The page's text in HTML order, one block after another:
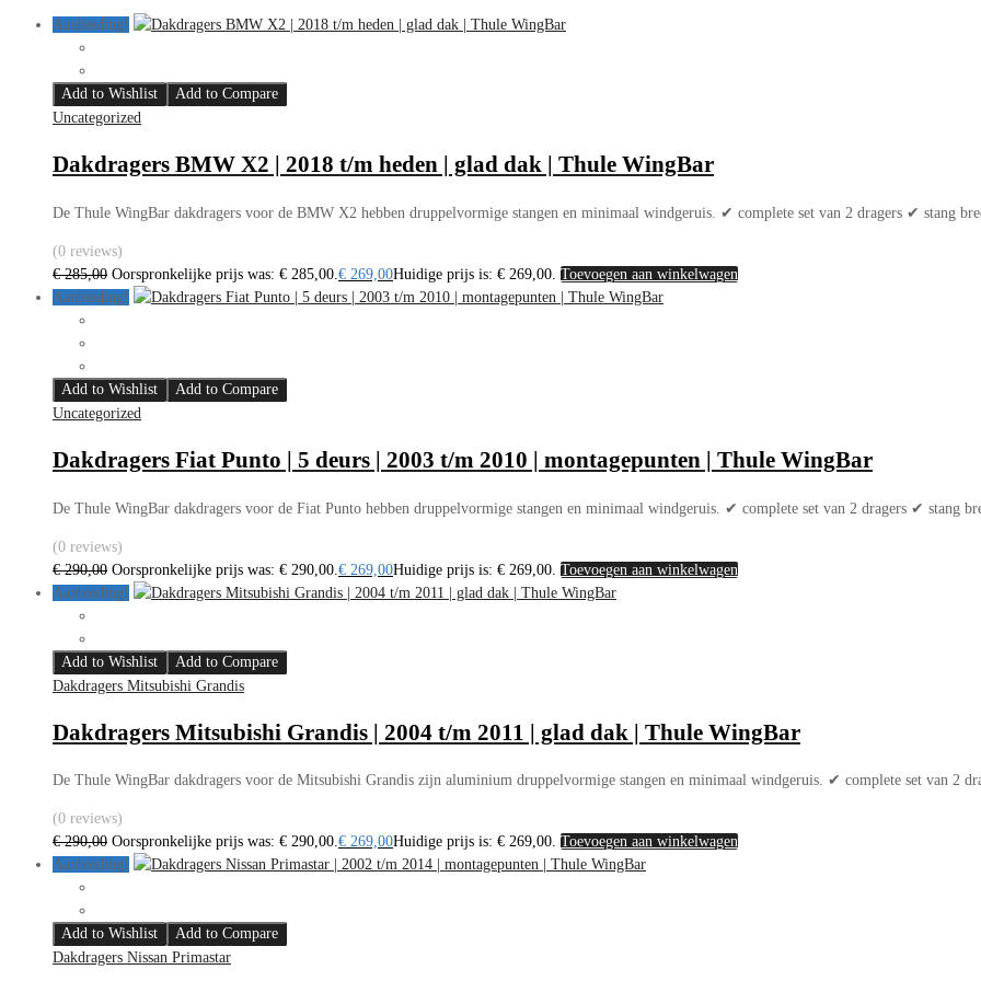
Aanbieding!
Add to Wishlist
Add to Compare
Uncategorized
Dakdragers BMW X2 | 2018 t/m heden | glad dak | Thule WingBar
De Thule WingBar dakdragers voor de BMW X2 hebben druppelvormige stangen en minimaal windgeruis. ✔ complete set van 2 dragers ✔ stang
(0 reviews)
€285,00 Oorspronkelijke prijs was: € 285,00. € 269,00Huidige prijs is: € 269,00. Toevoegen aan winkelwagen
Aanbieding!
Add to Wishlist
Add to Compare
Uncategorized
Dakdragers Fiat Punto | 5 deurs | 2003 t/m 2010 | montagepunten | Thule WingBar
De Thule WingBar dakdragers voor de Fiat Punto hebben druppelvormige stangen en minimaal windgeruis. ✔ complete set van 2 dragers ✔ stang
(0 reviews)
€290,00 Oorspronkelijke prijs was: € 290,00. € 269,00Huidige prijs is: € 269,00. Toevoegen aan winkelwagen
Aanbieding!
Add to Wishlist
Add to Compare
Dakdragers Mitsubishi Grandis
Dakdragers Mitsubishi Grandis | 2004 t/m 2011 | glad dak | Thule WingBar
De Thule WingBar dakdragers voor de Mitsubishi Grandis zijn aluminium druppelvormige stangen en minimaal windgeruis. ✔ complete set van 2
(0 reviews)
€290,00 Oorspronkelijke prijs was: € 290,00.€ 269,00Huidige prijs is: € 269,00. Toevoegen aan winkelwagen
Aanbieding!
Add to Wishlist
Add to Compare
Dakdragers Nissan Primastar